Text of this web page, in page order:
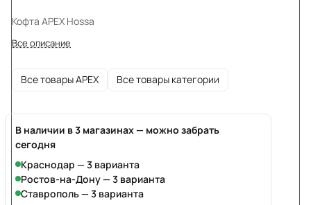
Кофта APEX Hossa
Все описание
Все товары APEX Все товары категории
В наличии в 3 магазинах — можно забрать
сегодня
Краснодар — 3 варианта
Ростов-на-Дону — 3 варианта
Ставрополь — 3 варианта